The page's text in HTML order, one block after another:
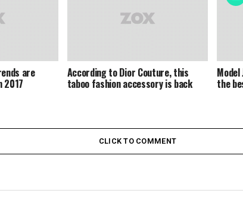
are
2017
According to Dior Couture, this
taboo fashion accessory is back
Model
the
CLICK TO COMMENT